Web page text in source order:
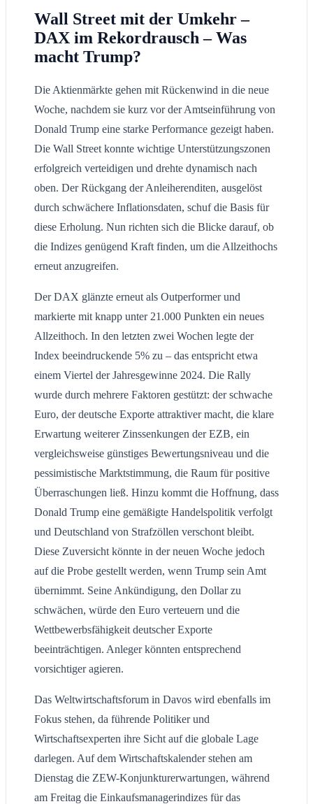
Wall Street mit der Umkehr –
DAX im Rekordrausch – Was
macht Trump?
Die Aktienmärkte gehen mit Rückenwind in die neue
Woche, nachdem sie kurz vor der Amtseinführung von
Donald Trump eine starke Performance gezeigt haben.
Die Wall Street konnte wichtige Unterstützungszonen
erfolgreich verteidigen und drehte dynamisch nach
oben. Der Rückgang der Anleiherenditen, ausgelöst
durch schwächere Inflationsdaten, schuf die Basis für
diese Erholung. Nun richten sich die Blicke darauf, ob
die Indizes genügend Kraft finden, um die Allzeithochs
erneut anzugreifen.
Der DAX glänzte erneut als Outperformer und
markierte mit knapp unter 21.000 Punkten ein neues
Allzeithoch. In den letzten zwei Wochen legte der
Index beeindruckende 5% zu – das entspricht etwa
einem Viertel der Jahresgewinne 2024. Die Rally
wurde durch mehrere Faktoren gestützt: der schwache
Euro, der deutsche Exporte attraktiver macht, die klare
Erwartung weiterer Zinssenkungen der EZB, ein
vergleichsweise günstiges Bewertungsniveau und die
pessimistische Marktstimmung, die Raum für positive
Überraschungen ließ. Hinzu kommt die Hoffnung, dass
Donald Trump eine gemäßigte Handelspolitik verfolgt
und Deutschland von Strafzöllen verschont bleibt.
Diese Zuversicht könnte in der neuen Woche jedoch
auf die Probe gestellt werden, wenn Trump sein Amt
übernimmt. Seine Ankündigung, den Dollar zu
schwächen, würde den Euro verteuern und die
Wettbewerbsfähigkeit deutscher Exporte
beeinträchtigen. Anleger könnten entsprechend
vorsichtiger agieren.
Das Weltwirtschaftsforum in Davos wird ebenfalls im
Fokus stehen, da führende Politiker und
Wirtschaftsexperten ihre Sicht auf die globale Lage
darlegen. Auf dem Wirtschaftskalender stehen am
Dienstag die ZEW-Konjunkturerwartungen, während
am Freitag die Einkaufsmanagerindizes für das